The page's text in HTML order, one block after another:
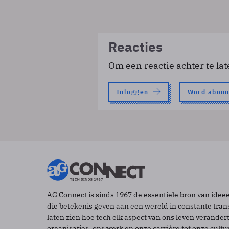
Reacties
Om een reactie achter te
Inloggen Word
AG Connect is sinds 1967 de essentiële bron van
die betekenis geven aan een wereld in constante
laten zien hoe tech elk aspect van ons leven